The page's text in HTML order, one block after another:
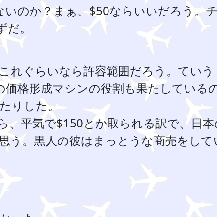
いのか？まぁ、$50ならいいだろう。
。
れぐらいなら許容範囲だろう。ていう
格形成マシンの役割も果たしている
りした。
、平気で$150とか取られる訳で、日
う。黒人の彼はまっとうな商売をして